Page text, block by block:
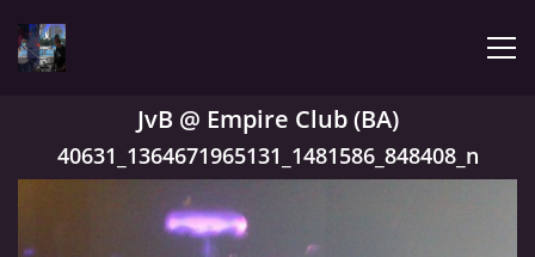
ÚVOD
JvB @ Empire Club (BA)
40631_1364671965131_1481586_848408_n